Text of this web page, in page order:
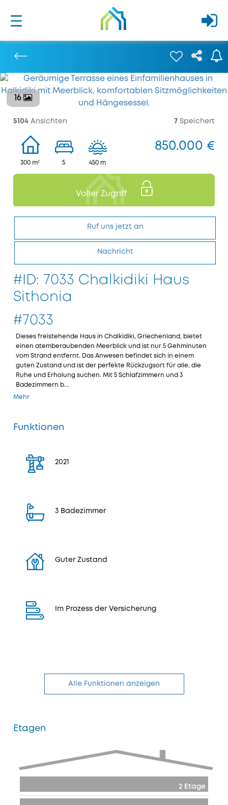
16
5104 Ansichten 7 Speichert
300 m² 5 450 m
850.000 €
Voller Zugriff
Ruf uns jetzt an
Nachricht
#ID: 7033 Chalkidiki Haus
Sithonia
#7033
Dieses freistehende Haus in Chalkidiki, Griechenland, bietet
einen atemberaubenden Meerblick und ist nur 5 Gehminuten
vom Strand entfernt. Das Anwesen befindet sich in einem
guten Zustand und ist der perfekte Rückzugsort für alle, die
Ruhe und Erholung suchen. Mit 5 Schlafzimmern und 3
Badezimmern b...
Mehr
Funktionen
2021
3 Badezimmer
Guter Zustand
Im Prozess der Versicherung
Alle Funktionen anzeigen
Etagen
2 Etage